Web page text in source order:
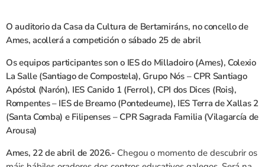
O auditorio da Casa da Cultura de Bertamiráns, no concello de
Ames, acollerá a competición o sábado 25 de abril
Os equipos participantes son o IES do Milladoiro (Ames), Colexio
La Salle (Santiago de Compostela), Grupo Nós – CPR Santiago
Apóstol (Narón), IES Canido 1 (Ferrol), CPI dos Dices (Rois),
Rompentes – IES de Breamo (Pontedeume), IES Terra de Xallas 2
(Santa Comba) e Filipenses – CPR Sagrada Familia (Vilagarcía de
Arousa)
Ames, 22 de abril de 2026.-Chegou o momento de descubrir os